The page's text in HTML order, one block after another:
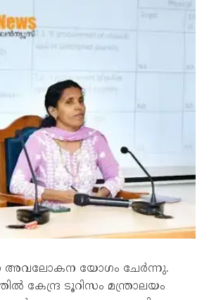
അവലോകന യോഗം ചേർന്നു.
ടൂറിസം മന്ത്രാലയം